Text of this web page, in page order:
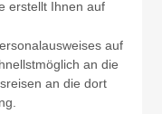
erstellt Ihnen auf
auf
an die
an die dort